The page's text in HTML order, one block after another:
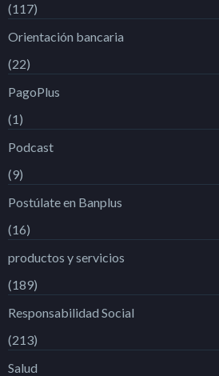
(117)
Orientación bancaria
(22)
PagoPlus
(1)
Podcast
(9)
Postúlate en Banplus
(16)
productos y servicios
(189)
Responsabilidad Social
(213)
Salud